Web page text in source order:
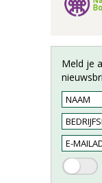
Meld je